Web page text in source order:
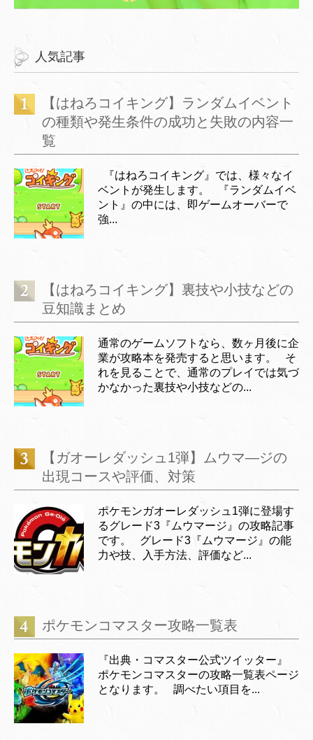
人気記事
【はねろコイキング】ランダムイベント
の種類や発生条件の成功と失敗の内容一
覧
『はねろコイキング』では、様々なイ
ベントが発生します。 『ランダムイベ
ント』の中には、即ゲームオーバーで
強...
【はねろコイキング】裏技や小技などの
豆知識まとめ
通常のゲームソフトなら、数ヶ月後に企
業が攻略本を発売すると思います。 そ
れを見ることで、通常のプレイでは気づ
かなかった裏技や小技などの...
【ガオーレダッシュ1弾】ムウマ―ジの
出現コースや評価、対策
ポケモンガオーレダッシュ1弾に登場す
るグレード3『ムウマージ』の攻略記事
です。 グレード3『ムウマージ』の能
力や技、入手方法、評価など...
ポケモンコマスター攻略一覧表
『出典・コマスター公式ツイッター』
ポケモンコマスターの攻略一覧表ページ
となります。 調べたい項目を...